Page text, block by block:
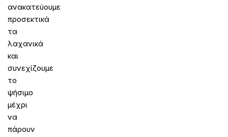
ανακατεύουμε
προσεκτικά
τα
λαχανικά
και
συνεχίζουμε
το
ψήσιμο
μέχρι
να
πάρουν